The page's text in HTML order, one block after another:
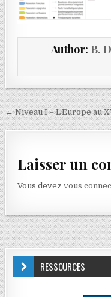
Author: B.
← Niveau I – L’Europe au
Laisser un
Vous devezvous
RESSOURCES